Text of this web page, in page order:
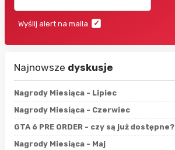
Wyślij alert na maila
Najnowsze dyskusje
Nagrody Miesiąca - Lipiec
Nagrody Miesiąca - Czerwiec
GTA 6 PRE ORDER - czy są już dostępne?
Nagrody Miesiąca - Maj